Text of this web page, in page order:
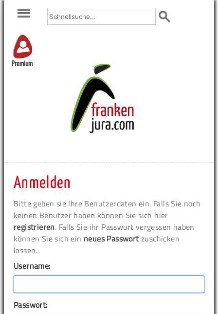
Premium
Anmelden
Bitte geben sie Ihre Benutzerdaten ein. Falls Sie noch
keinen Benutzer haben können Sie sich hier
registrieren. Falls Sie ihr Passwort vergessen haben
können Sie sich ein neues Passwort zuschicken
lassen.
Username:
Passwort: